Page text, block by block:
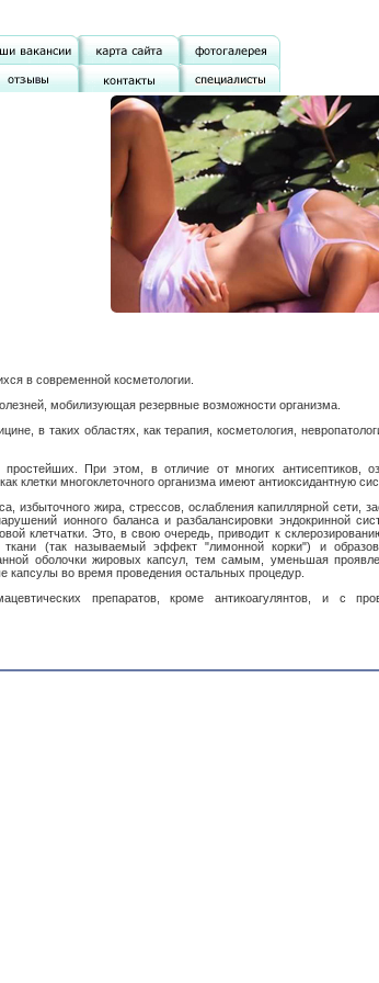
в современной косметологии.
мобилизующая резервные возможности организма.
в таких областях, как терапия, косметология,
При этом, в отличие от многих антисептиков,
клетки многоклеточного организма имеют антиоксидантную
избыточного жира, стрессов, ослабления капиллярной сети,
ионного баланса и разбалансировки эндокринной
клетчатки. Это, в свою очередь, приводит к
(так называемый эффект "лимонной корки") и
оболочки жировых капсул, тем самым, уменьшая
капсулы во время проведения остальных процедур.
препаратов, кроме антикоагулянтов, и с